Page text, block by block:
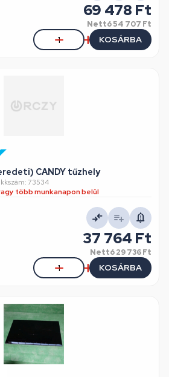
69 478 Ft
Nettó54 707 Ft
KOSÁRBA
CANDY tűzhely
73534
több munkanapon belül
37 764 Ft
Nettó29 736 Ft
KOSÁRBA